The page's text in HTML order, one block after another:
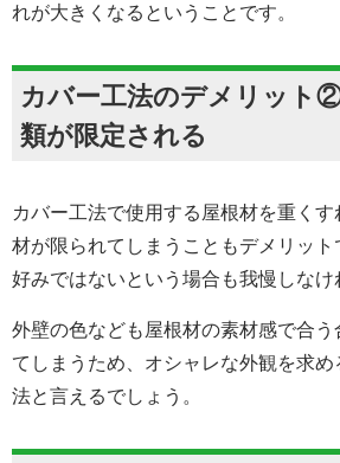
れが大きくなるということです。
カバー工法のデメリット
類が限定される
カバー工法で使用する屋根材を重く
材が限られてしまうこともデメリット
好みではないという場合も我慢しなけ
外壁の色なども屋根材の素材感で合う
てしまうため、オシャレな外観を求
法と言えるでしょう。